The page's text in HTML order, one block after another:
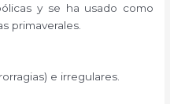
y se ha usado como
primaverales.
e irregulares.